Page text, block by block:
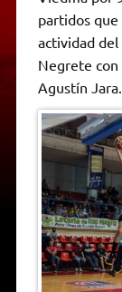
A
p
p
a
m
r
partidos
actividad del
Negrete con
Agustín Jara.